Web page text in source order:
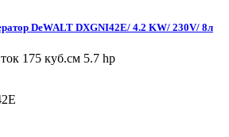
DeWALT DXGNI42E/ 4.2 KW/ 230V/ 8л
175 куб.см 5.7 hp